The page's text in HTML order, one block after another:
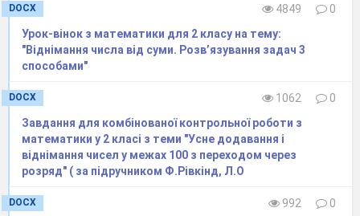
Щоб сподобатися Мальвіні, П'єро став займа
тися
фізкультурою. Тепер він бігає в парку двічі на
день по 10 хвилин, 15 хвилин робить ранкову
заряд­ку та 3 рази по 5 хвилин виконує вправи
займається фізкультурою?
Складені задачі на знаходження суми і різниці,
які містять відношення „більше на”,” більше
DOCX 4849
0
Урок-вінок з математики для 2 класу на тему:
"Віднімання числа від суми. Розв’язування задач 3
способами"
DOCX 1062
0
Завдання для комбінованої контрольної роботи з
математики у 2 класі з теми "Усне додавання і
віднімання чисел у межах 100 з переходом через
розряд" ( за підручником Ф.Рівкінд, Л.О
DOCX 992
0